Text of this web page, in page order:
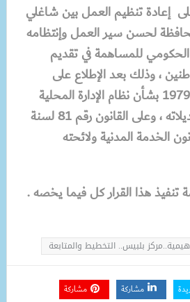
إعادة تنظيم العمل بين شاغلي
لحسن سير العمل وإنتظامه
للمساهمة في تقديم
، وذلك بعد الإطلاع على
القانون رقم 43 لسنة 1979 بشأن نظام الإدارة المحلية
ولائحته التنفيذية وتعديلاته ، وعلى القانون رقم 81 لسنة
الخدمة المدنية ولائحته
هذا القرار كل فيما يخصه .
بلبيس.. التخطيط والمتابعة
مشاركة مشاركة